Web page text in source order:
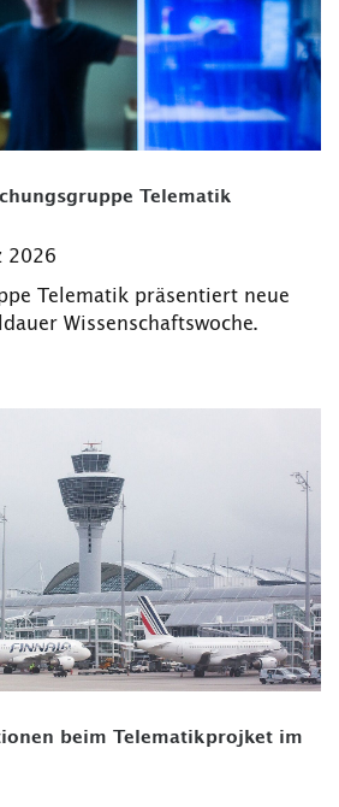
Telematik
2026
Telematik präsentiert neue
Wissenschaftswoche.
beim Telematikprojket im